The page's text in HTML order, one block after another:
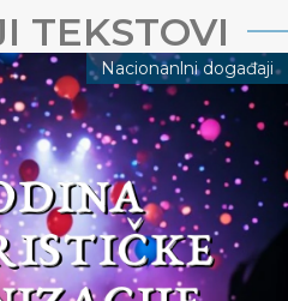
TEKSTOVI
Nacionanlni događaji